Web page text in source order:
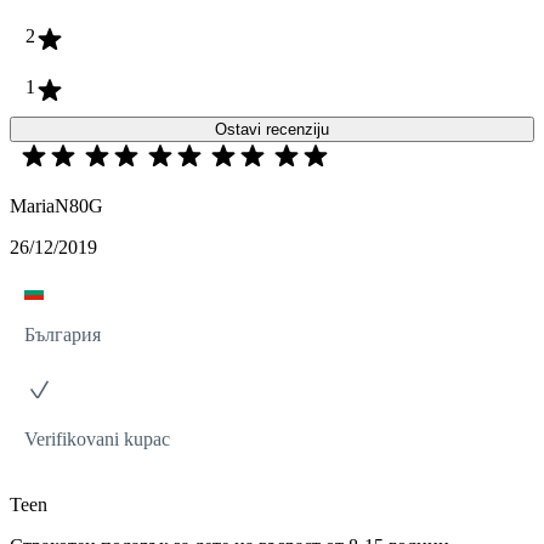
2
1
Ostavi recenziju
MariaN80G
26/12/2019
България
Verifikovani kupac
Teen